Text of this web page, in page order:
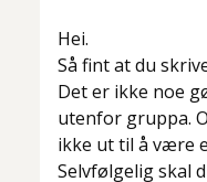
Hei.
Så fint at du
Det er ikke noe
utenfor gruppa.
ikke ut til å være
Selvfølgelig skal